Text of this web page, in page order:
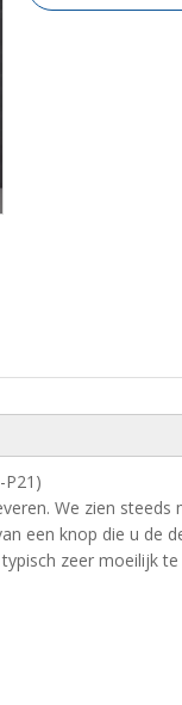
P21)
We zien
een knop die u de
zeer moeilijk